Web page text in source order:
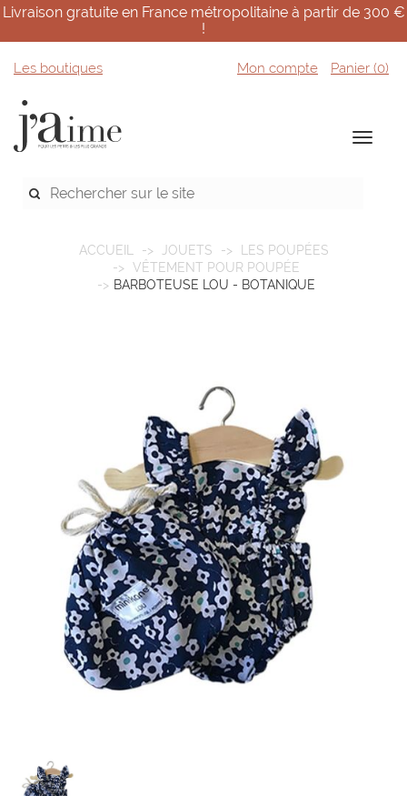
Livraison gratuite en France métropolitaine à partir de 300 €
!
Les boutiques Mon compte Panier (0)
ACCUEIL JOUETS
LES POUPÉES
VÊTEMENT POUR POUPÉE
BARBOTEUSE LOU - BOTANIQUE